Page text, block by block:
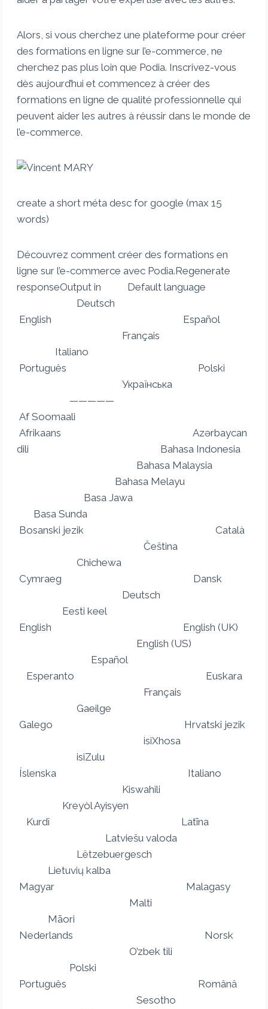
Alors, si vous cherchez une plateforme pour créer
des formations en ligne sur l’e-commerce, ne
cherchez pas plus loin que Podia. Inscrivez-vous
dès aujourd’hui et commencez à créer des
formations en ligne de qualité professionnelle qui
peuvent aider les autres à réussir dans le monde de
l’e-commerce.
create a short méta desc for google (max 15
words)
Découvrez comment créer des formations en
ligne sur l’e-commerce avec Podia.Regenerate
responseOutput in Default language
Deutsch
English Español
Français
Italiano
Português Polski
Українська
—————
Af Soomaali
Afrikaans Azərbaycan
dili Bahasa Indonesia
Bahasa Malaysia
Bahasa Melayu
Basa Jawa
Basa Sunda
Bosanski jezik Català
Čeština
Chichewa
Cymraeg Dansk
Deutsch
Eesti keel
English English (UK)
English (US)
Español
Esperanto Euskara
Français
Gaeilge
Galego Hrvatski jezik
isiXhosa
isiZulu
Íslenska Italiano
Kiswahili
Kreyòl Ayisyen
Kurdî Latīna
Latviešu valoda
Lëtzebuergesch
Lietuvių kalba
Magyar Malagasy
Malti
Māori
Nederlands Norsk
O’zbek tili
Polski
Português Română
Sesotho